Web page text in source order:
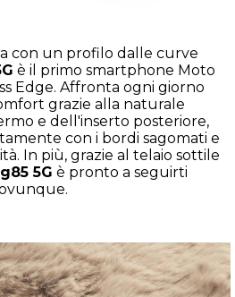
con un profilo dalle curve
è il primo smartphone Moto
Edge. Affronta ogni giorno
grazie alla naturale
e dell'inserto posteriore,
con i bordi sagomati e
In più, grazie al telaio sottile
5G è pronto a seguirti